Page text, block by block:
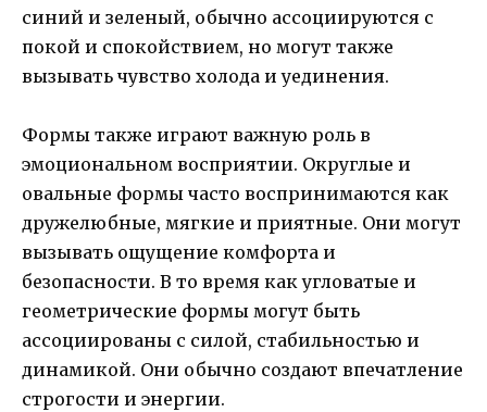
синий и зеленый, обычно ассоциируются с
покой и спокойствием, но могут также
вызывать чувство холода и уединения.
Формы также играют важную роль в
эмоциональном восприятии. Округлые и
овальные формы часто воспринимаются как
дружелюбные, мягкие и приятные. Они могут
вызывать ощущение комфорта и
безопасности. В то время как угловатые и
геометрические формы могут быть
ассоциированы с силой, стабильностью и
динамикой. Они обычно создают впечатление
строгости и энергии.